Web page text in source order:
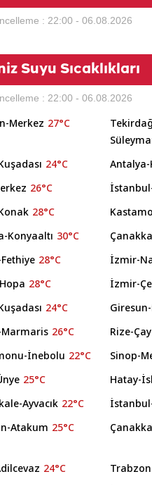
: 22:00 - 06.08.2026
Suyu Sıcaklıkları
: 22:00 - 06.08.2026
Merkez 27°C
24°C Antalya-
26°C
28°C
Konyaaltı 30°C
28°C İzmir-
28°C İzmir-
24°C
26°C Rize-
İnebolu 22°C Sinop-
25°C Hatay-
Ayvacık 22°C
Atakum 25°C
24°C